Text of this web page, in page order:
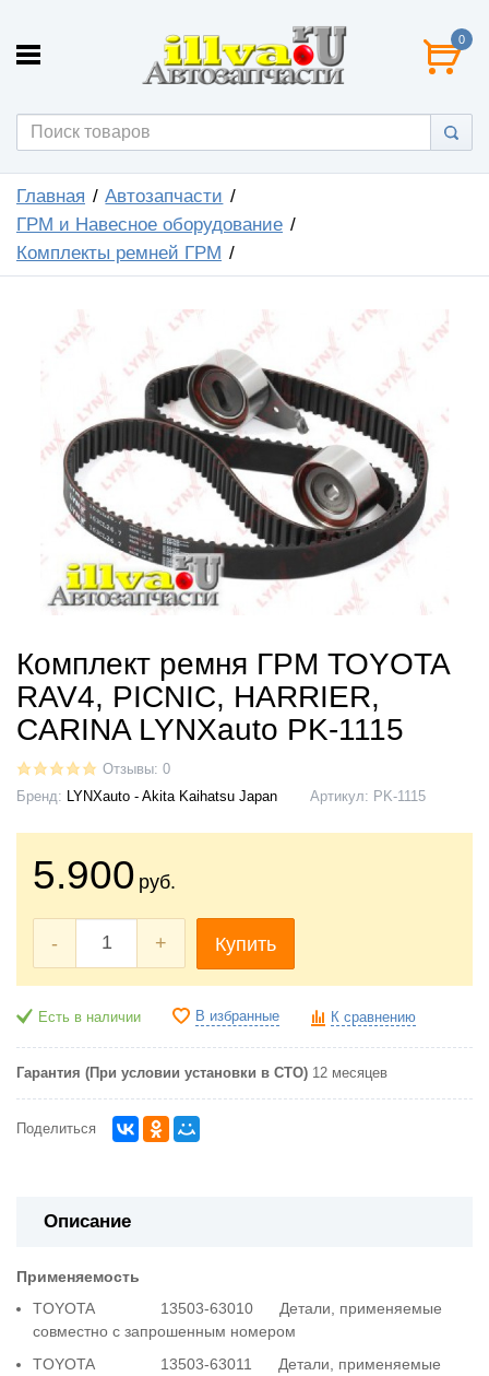
0
Главная
Автозапчасти
ГРМ и Навесное оборудование
Комплекты ремней ГРМ
Комплект ремня ГРМ TOYOTA
RAV4, PICNIC, HARRIER,
CARINA LYNXauto PK-1115
Отзывы: 0
Бренд: LYNXauto - Akita Kaihatsu Japan Артикул: PK-1115
5.900 руб.
- + Купить
Есть в наличии В избранные К сравнению
Гарантия (При условии установки в СТО) 12 месяцев
Поделиться
Описание
Применяемость
TOYOTA 13503-63010 Детали, применяемые
совместно с запрошенным номером
TOYOTA 13503-63011 Детали, применяемые